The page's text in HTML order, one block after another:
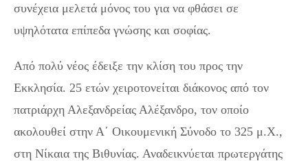
συνέχεια μελετά μόνος του για να φθάσει σε
υψηλότατα επίπεδα γνώσης και σοφίας.
Από πολύ νέος έδειξε την κλίση του προς την
Εκκλησία. 25 ετών χειροτονείται διάκονος από τον
πατριάρχη Αλεξανδρείας Αλέξανδρο, τον οποίο
ακολουθεί στην Α΄ Οικουμενική Σύνοδο το 325 μ.Χ.,
στη Νίκαια της Βιθυνίας. Αναδεικνύεται πρωτεργάτης